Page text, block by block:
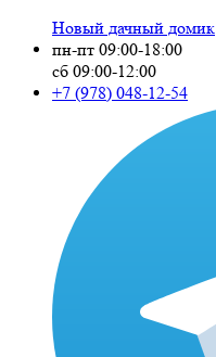
Новый дачный домик
пн-пт 09:00-18:00
сб 09:00-12:00
+7 (978) 048-12-54